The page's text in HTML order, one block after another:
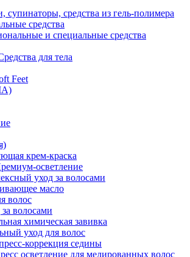
супинаторы, средства из гель-полимера
средства
и специальные средства
для тела
Feet
крем-краска
осветление
уход за волосами
масло
волос
волосами
химическая завивка
уход для волос
коррекция седины
осветление для мелированных волос